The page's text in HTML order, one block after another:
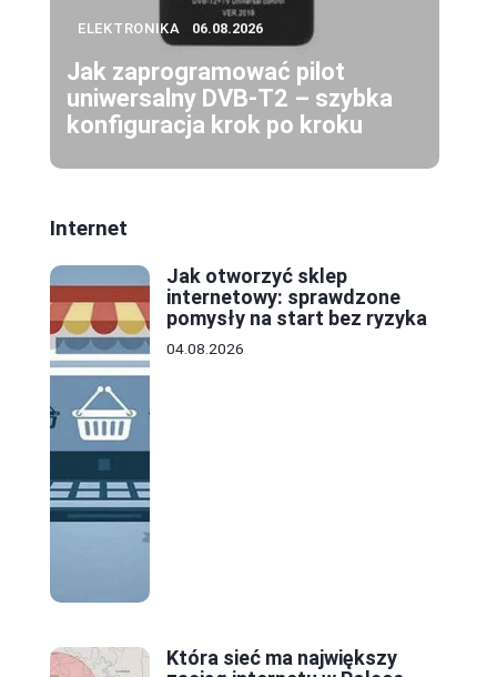
ELEKTRONIKA 06.08.2026
Jak zaprogramować pilot
uniwersalny DVB-T2 – szybka
konfiguracja krok po kroku
Internet
Jak otworzyć sklep
internetowy: sprawdzone
pomysły na start bez ryzyka
04.08.2026
Która sieć ma największy